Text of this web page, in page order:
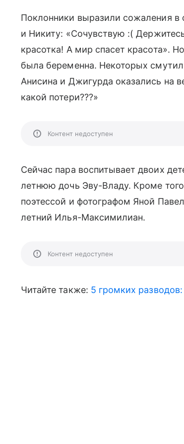
Поклонники выразили сожаления в
и Никиту: «Сочувствую :(
красотка! А мир спасет красота».
была беременна. Некоторых смутил
Анисина и Джигурда оказались на
какой потери???»
Контент недоступен
Сейчас пара воспитывает двоих
летнюю дочь Эву-Владу. Кроме
поэтессой и фотографом Яной
летний Илья-Максимилиан.
Контент недоступен
Читайте также: 5 громких